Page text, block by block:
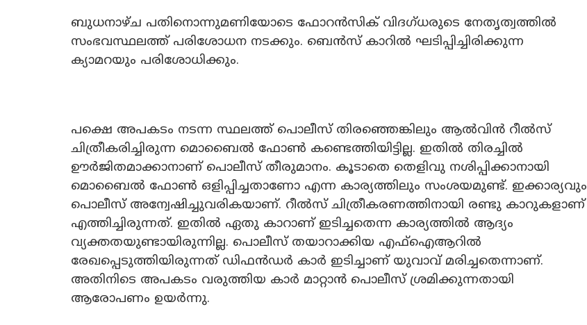
ബുധനാഴ്ച പതിനൊന്നുമണിയോടെ ഫോറൻസിക് വിദഗ്ധരുടെ നേതൃത്വത്തിൽ
സംഭവസ്ഥലത്ത് പരിശോധന നടക്കും. ബെൻസ് കാറിൽ ഘടിപ്പിച്ചിരിക്കുന്ന
ക്യാമറയും പരിശോധിക്കും.
പക്ഷെ‌ അപകടം നടന്ന സ്ഥലത്ത് പൊലീസ് തിരഞ്ഞെങ്കിലും ആൽവിൻ റീൽസ്
ചിത്രീകരിച്ചിരുന്ന മൊബൈൽ ഫോൺ കണ്ടെത്തിയിട്ടില്ല. ഇതിൽ തിരച്ചിൽ
ഊർജിതമാക്കാനാണ് പൊലീസ് തീരുമാനം. കൂടാതെ തെളിവു നശിപ്പിക്കാനായി
മൊബൈൽ ഫോൺ ഒളിപ്പിച്ചതാണോ എന്ന കാര്യത്തിലും സംശയമുണ്ട്. ഇക്കാര്യവും
പൊലീസ് അന്വേഷിച്ചുവരികയാണ്. റീൽസ് ചിത്രീകരണത്തിനായി രണ്ടു കാറുകളാണ്
എത്തിച്ചിരുന്നത്. ഇതിൽ ഏതു കാറാണ് ഇടിച്ചതെന്ന കാര്യത്തിൽ ആദ്യം
വ്യക്തതയുണ്ടായിരുന്നില്ല. പൊലീസ് തയാറാക്കിയ എഫ്ഐആറിൽ
രേഖപ്പെടുത്തിയിരുന്നത് ‍ഡിഫൻഡർ കാർ ഇടിച്ചാണ് യുവാവ് മരിച്ചതെന്നാണ്.
അതിനിടെ അപകടം വരുത്തിയ കാർ മാറ്റാൻ പൊലീസ് ശ്രമിക്കുന്നതായി
ആരോപണം ഉയർന്നു.